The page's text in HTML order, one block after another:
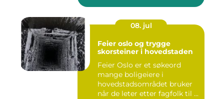
08. jul
Feier oslo og trygge
skorsteiner i hovedstaden
Feier Oslo er et søkeord
mange boligeiere i
hovedstadsområdet bruker
når de leter etter fagfolk til ...